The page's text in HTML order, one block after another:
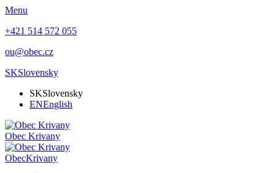
Menu
+421 514 572 055
ou@obec.cz
SKSlovensky
SKSlovensky
ENEnglish
Obec Krivany
ObecKrivany